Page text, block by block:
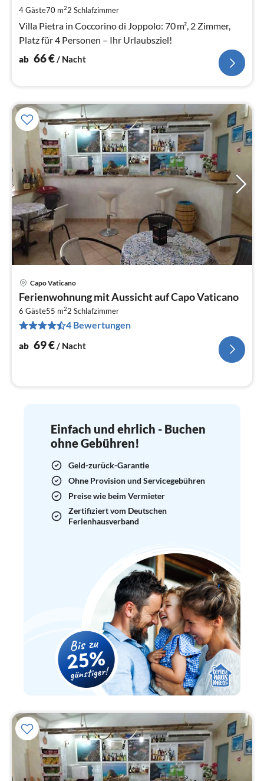
4 Gäste70 m22 Schlafzimmer
Villa Pietra in Coccorino di Joppolo: 70 m², 2 Zimmer,
Platz für 4 Personen – Ihr Urlaubsziel!
ab 66€/ Nacht
Capo Vaticano
Ferienwohnung mit Aussicht auf Capo Vaticano
6 Gäste55 m22 Schlafzimmer
4 Bewertungen
ab 69€/ Nacht
Einfach und ehrlich - Buchen
ohne Gebühren!
Geld-zurück-Garantie
Ohne Provision und Servicegebühren
Preise wie beim Vermieter
Zertifiziert vom Deutschen
Ferienhausverband